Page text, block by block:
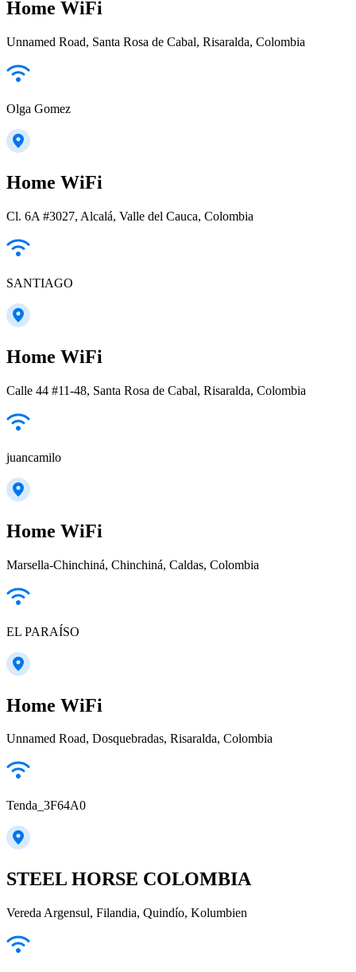
Home WiFi
Unnamed Road, Santa Rosa de Cabal, Risaralda, Colombia
Olga Gomez
Home WiFi
Cl. 6A #3027, Alcalá, Valle del Cauca, Colombia
SANTIAGO
Home WiFi
Calle 44 #11-48, Santa Rosa de Cabal, Risaralda, Colombia
juancamilo
Home WiFi
Marsella-Chinchiná, Chinchiná, Caldas, Colombia
EL PARAÍSO
Home WiFi
Unnamed Road, Dosquebradas, Risaralda, Colombia
Tenda_3F64A0
STEEL HORSE COLOMBIA
Vereda Argensul, Filandia, Quindío, Kolumbien